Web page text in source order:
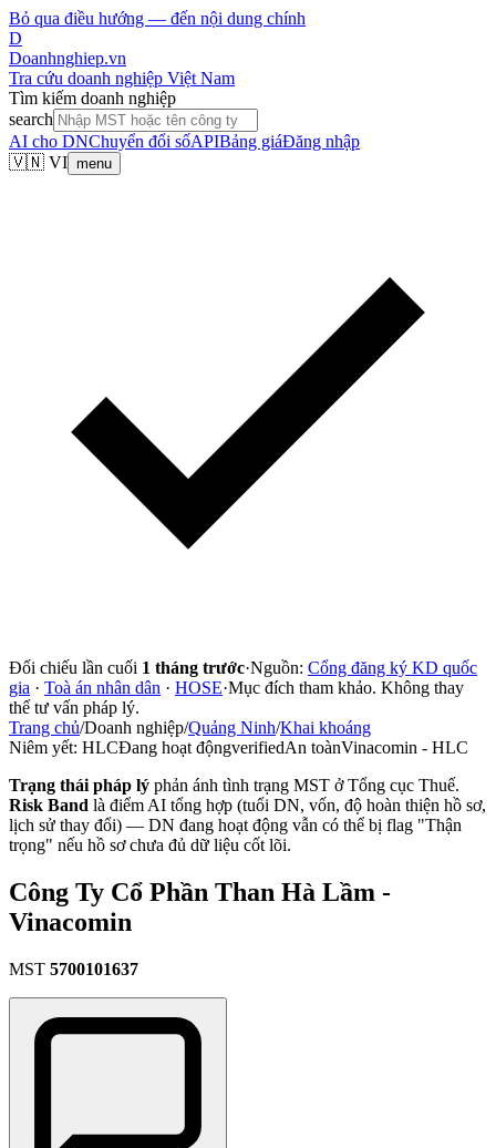
Bỏ qua điều hướng — đến nội dung chính
D
Doanhnghiep.vn
Tra cứu doanh nghiệp Việt Nam
Tìm kiếm doanh nghiệp
search
AI cho DNChuyển đổi sốAPIBảng giáĐăng nhập
🇻🇳 VI menu
Đối chiếu lần cuối 1 tháng trước·Nguồn: Cổng đăng ký KD quốc
gia · Toà án nhân dân · HOSE·Mục đích tham khảo. Không thay
thế tư vấn pháp lý.
Trang chủ/Doanh nghiệp/Quảng Ninh/Khai khoáng
Niêm yết: HLCĐang hoạt độngverifiedAn toànVinacomin - HLC
Trạng thái pháp lý phản ánh tình trạng MST ở Tổng cục Thuế.
Risk Band là điểm AI tổng hợp (tuổi DN, vốn, độ hoàn thiện hồ sơ,
lịch sử thay đổi) — DN đang hoạt động vẫn có thể bị flag "Thận
trọng" nếu hồ sơ chưa đủ dữ liệu cốt lõi.
Công Ty Cổ Phần Than Hà Lầm -
Vinacomin
MST 5700101637